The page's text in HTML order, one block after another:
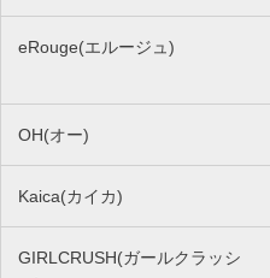
eRouge(エルージュ)
OH(オー)
Kaica(カイカ)
GIRLCRUSH(ガールクラッシ